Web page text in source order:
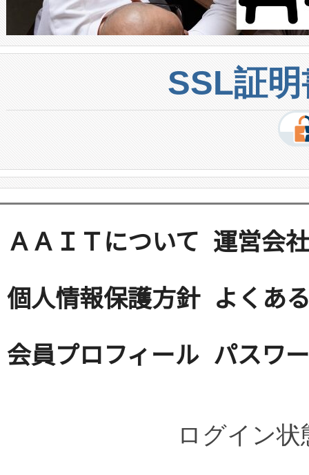
SSL証
ＡＡＩＴについて 運営会社
個人情報保護方針 よくあ
会員プロフィール パスワ
ログイン